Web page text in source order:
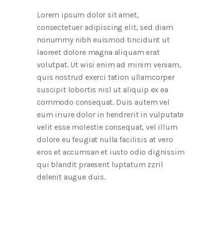
Lorem ipsum dolor sit amet,
consectetuer adipiscing elit, sed diam
nonummy nibh euismod tincidunt ut
laoreet dolore magna aliquam erat
volutpat. Ut wisi enim ad minim veniam,
quis nostrud exerci tation ullamcorper
suscipit lobortis nisl ut aliquip ex ea
commodo consequat. Duis autem vel
eum iriure dolor in hendrerit in vulputate
velit esse molestie consequat, vel illum
dolore eu feugiat nulla facilisis at vero
eros et accumsan et iusto odio dignissim
qui blandit praesent luptatum zzril
delenit augue duis.